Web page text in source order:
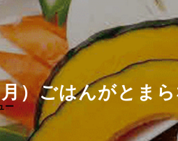
ー
）ごはんがとま